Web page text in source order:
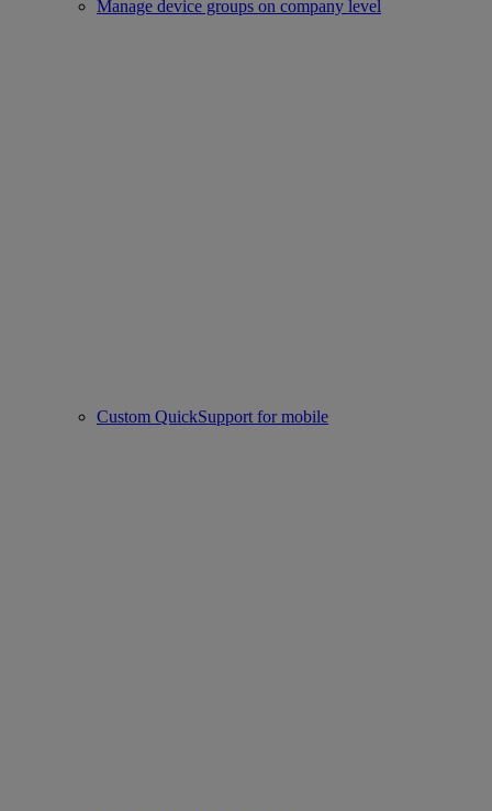
Manage device groups on company level
Custom QuickSupport for mobile